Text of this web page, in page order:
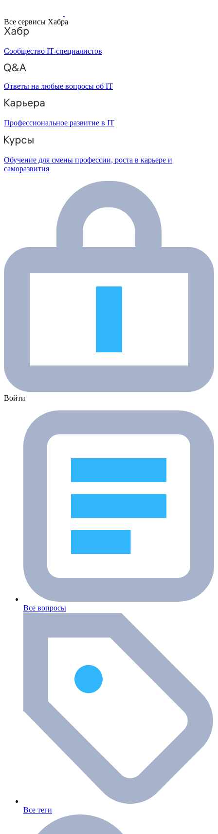
Все сервисы Хабра
Сообщество IT-специалистов
Ответы на любые вопросы об IT
Профессиональное развитие в IT
Обучение для смены профессии, роста в карьере и
саморазвития
Войти
Все вопросы
Все теги